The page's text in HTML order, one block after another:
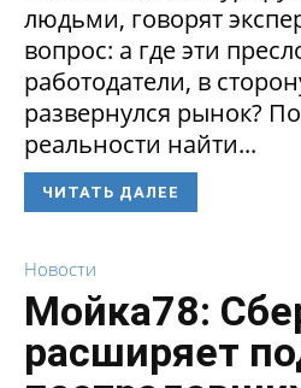
людьми, говорят
вопрос: а где эти
работодатели, в
развернулся рынок?
реальности найти...
ЧИТАТЬ ДАЛЕЕ
Новости
Мойка78:
расширяет